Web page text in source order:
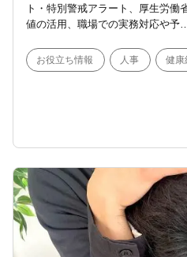
ト・特別警戒アラート、厚生労働
値の活用、職場での実務対応や予
お役立ち情報 人事 健康